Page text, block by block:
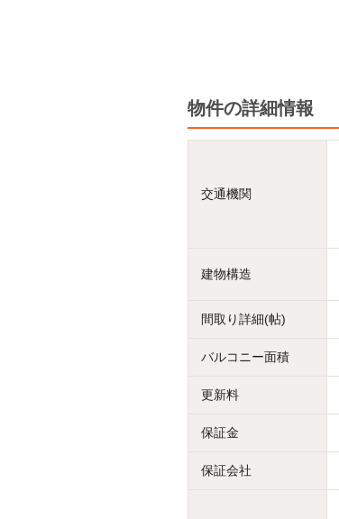
物件の詳細情報
交通機関
建物構造
間取り詳細(帖)
バルコニー面積
更新料
保証金
保証会社